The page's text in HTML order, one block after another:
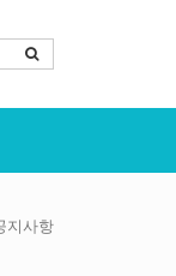
지사항